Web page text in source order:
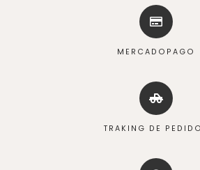
MERCADOPAGO
TRAKING DE